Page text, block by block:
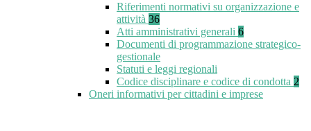
Riferimenti normativi su organizzazione e
attività 36
Atti amministrativi generali 6
Documenti di programmazione strategico-
gestionale
Statuti e leggi regionali
Codice disciplinare e codice di condotta 2
Oneri informativi per cittadini e imprese